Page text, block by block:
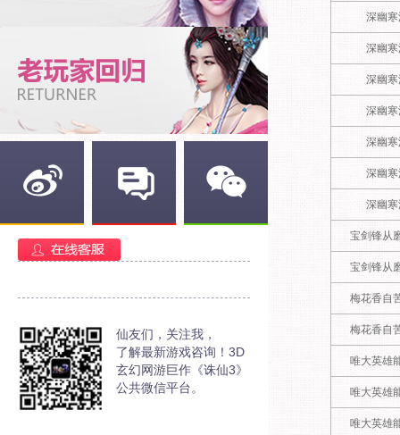
仙友们，关注我，
了解最新游戏咨询！3D
玄幻网游巨作《诛仙3》
公共微信平台。
深幽寒
深幽寒
深幽寒
深幽寒
深幽寒
深幽寒
深幽寒
宝剑锋从
宝剑锋从
梅花香自
梅花香自
唯大英雄
唯大英雄
唯大英雄